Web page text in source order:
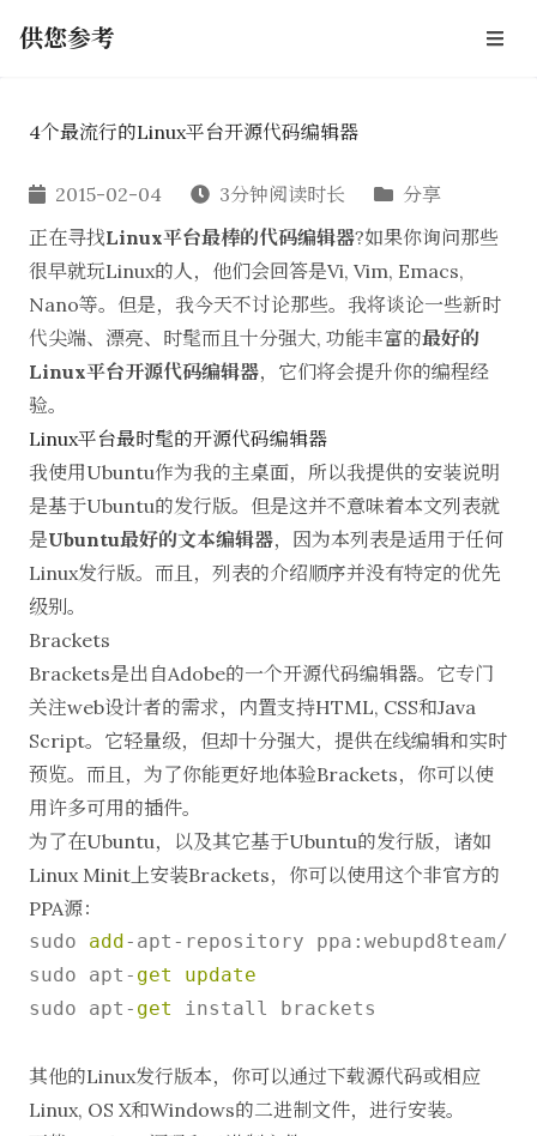
供您参考
4个最流行的Linux平台开源代码编辑器
2015-02-04 3分钟阅读时长
分享
正在寻找Linux平台最棒的代码编辑器?如果你询问那些
很早就玩Linux的人，他们会回答是Vi, Vim, Emacs,
Nano等。但是，我今天不讨论那些。我将谈论一些新时
代尖端、漂亮、时髦而且十分强大, 功能丰富的最好的
Linux平台开源代码编辑器，它们将会提升你的编程经
验。
Linux平台最时髦的开源代码编辑器
我使用Ubuntu作为我的主桌面，所以我提供的安装说明
是基于Ubuntu的发行版。但是这并不意味着本文列表就
是Ubuntu最好的文本编辑器，因为本列表是适用于任何
Linux发行版。而且，列表的介绍顺序并没有特定的优先
级别。
Brackets
Brackets是出自Adobe的一个开源代码编辑器。它专门
关注web设计者的需求，内置支持HTML, CSS和Java
Script。它轻量级，但却十分强大，提供在线编辑和实时
预览。而且，为了你能更好地体验Brackets，你可以使
用许多可用的插件。
为了在Ubuntu，以及其它基于Ubuntu的发行版，诸如
Linux Minit上安装Brackets，你可以使用这个非官方的
PPA源：
sudo add- apt - repository ppa:webupd8team/
sudo apt - get
update
sudo apt - get install brackets
其他的Linux发行版本，你可以通过下载源代码或相应
Linux, OS X和Windows的二进制文件，进行安装。